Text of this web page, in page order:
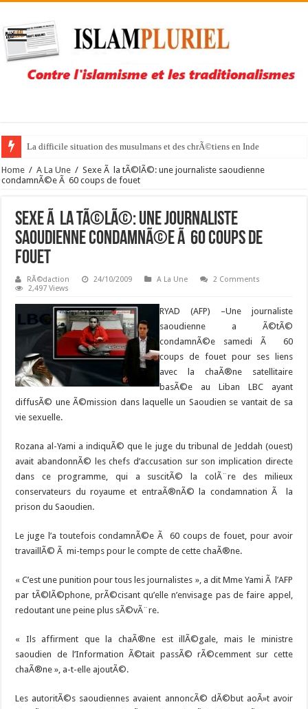
La difficile situation des musulmans et des chrÃ©tiens en Inde
Home / A La Une / Sexe Ã la tÃ©lÃ©: une journaliste saoudienne
condamnÃ©e Ã 60 coups de fouet
Sexe Ã la tÃ©lÃ©: une journaliste
saoudienne condamnÃ©e Ã 60 coups de
fouet
RÃ©daction 24/10/2009 A La Une
2 Comments
2,497 Views
RYAD (AFP) –Une journaliste
saoudienne a Ã©tÃ©
condamnÃ©e samedi Ã 60
coups de fouet pour ses liens
avec la chaÃ®ne satellitaire
basÃ©e au Liban LBC ayant
diffusÃ© une Ã©mission dans laquelle un Saoudien se vantait de sa
vie sexuelle.
Rozana al-Yami a indiquÃ© que le juge du tribunal de Jeddah (ouest)
avait abandonnÃ© les chefs d’accusation sur son implication directe
dans ce programme, qui a suscitÃ© la colÃ¨re des milieux
conservateurs du royaume et entraÃ®nÃ© la condamnation Ã la
prison du Saoudien.
Le juge l’a toutefois condamnÃ©e Ã 60 coups de fouet, pour avoir
travaillÃ© Ã mi-temps pour le compte de cette chaÃ®ne.
« C’est une punition pour tous les journalistes », a dit Mme Yami Ã l’AFP
par tÃ©lÃ©phone, prÃ©cisant qu’elle n’envisage pas de faire appel,
redoutant une peine plus sÃ©vÃ¨re.
« Ils affirment que la chaÃ®ne est illÃ©gale, mais le ministre
saoudien de l’Information Ã©tait passÃ© rÃ©cemment sur cette
chaÃ®ne », a-t-elle ajoutÃ©.
Les autoritÃ©s saoudiennes avaient annoncÃ© dÃ©but aoÃ»t avoir